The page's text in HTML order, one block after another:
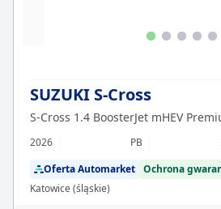
SUZUKI S-Cross
S-Cross 1.4 BoosterJet mHEV
2026 PB
Oferta Automarket Ochrona
Katowice (śląskie)